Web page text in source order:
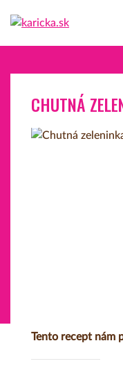
CHUTNÁ
Tento recept nám